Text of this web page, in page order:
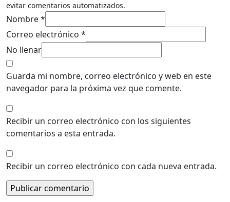
evitar comentarios automatizados.
Nombre *
Correo electrónico *
No llenar
Guarda mi nombre, correo electrónico y web en este
navegador para la próxima vez que comente.
Recibir un correo electrónico con los siguientes
comentarios a esta entrada.
Recibir un correo electrónico con cada nueva entrada.